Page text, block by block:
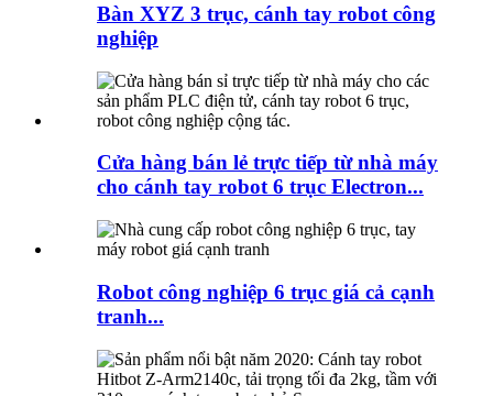
Bàn XYZ 3 trục, cánh tay robot công
nghiệp
Cửa hàng bán lẻ trực tiếp từ nhà máy
cho cánh tay robot 6 trục Electron...
Robot công nghiệp 6 trục giá cả cạnh
tranh...